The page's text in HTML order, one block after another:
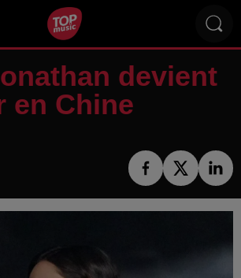
devient
en Chine